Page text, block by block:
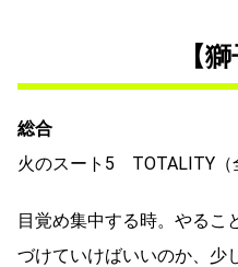
【
総合
火のスート5 TOTALITY（
目覚め集中する時。やるこ
づけていけばいいのか、少